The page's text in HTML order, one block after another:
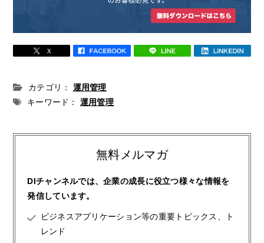
カテゴリ：
運用管理
キーワード：
運用管理
無料メルマガ
DIチャンネルでは、企業の成長に役立つ様々な情報を
発信しています。
ビジネスアプリケーション等の重要トピックス、ト
レンド